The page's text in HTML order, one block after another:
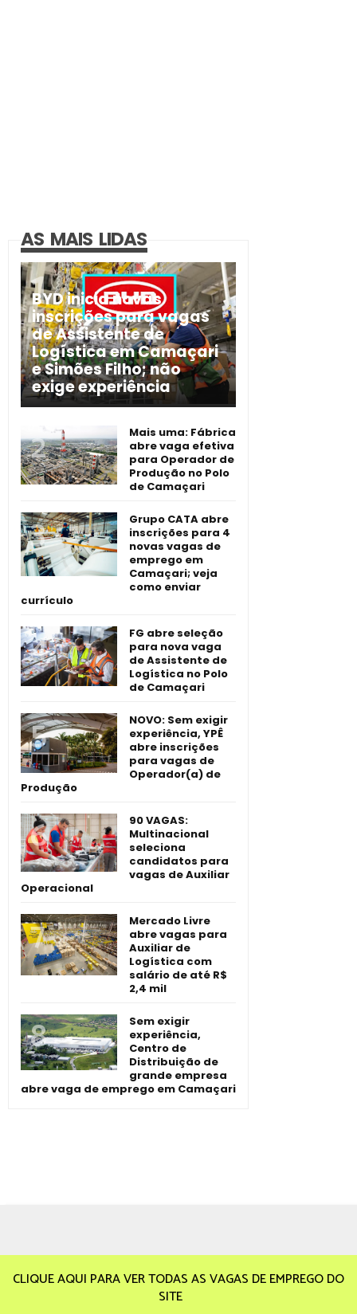
AS MAIS LIDAS
BYD inicia novas
inscrições para vagas
de Assistente de
Logística em Camaçari
e Simões Filho; não
exige experiência
Mais uma: Fábrica
abre vaga efetiva
para Operador de
Produção no Polo
de Camaçari
Grupo CATA abre
inscrições para 4
novas vagas de
emprego em
Camaçari; veja
como enviar
currículo
FG abre seleção
para nova vaga
de Assistente de
Logística no Polo
de Camaçari
NOVO: Sem exigir
experiência, YPÊ
abre inscrições
para vagas de
Operador(a) de
Produção
90 VAGAS:
Multinacional
seleciona
candidatos para
vagas de Auxiliar
Operacional
Mercado Livre
abre vagas para
Auxiliar de
Logística com
salário de até R$
2,4 mil
Sem exigir
experiência,
Centro de
Distribuição de
grande empresa
abre vaga de emprego em Camaçari
CLIQUE AQUI PARA VER TODAS AS VAGAS DE EMPREGO DO
SITE